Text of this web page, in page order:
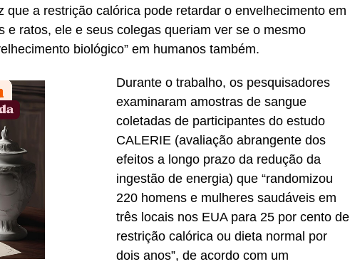
que a restrição calórica pode retardar o envelhecimento em
e ratos, ele e seus colegas queriam ver se o mesmo
biológico” em humanos também.
Durante o trabalho, os pesquisadores
examinaram amostras de sangue
coletadas de participantes do estudo
CALERIE (avaliação abrangente dos
efeitos a longo prazo da redução da
ingestão de energia) que “randomizou
220 homens e mulheres saudáveis ​​em
três locais nos EUA para 25 por cento de
restrição calórica ou dieta normal por
dois anos”, de acordo com um